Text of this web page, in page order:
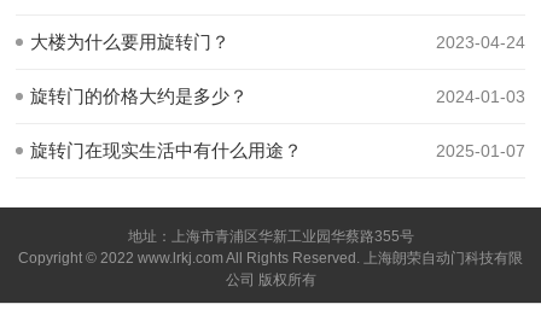
大楼为什么要用旋转门？ 2023-04-24
旋转门的价格大约是多少？ 2024-01-03
旋转门在现实生活中有什么用途？ 2025-01-07
地址：上海市青浦区华新工业园华蔡路355号
Copyright © 2022 www.lrkj.com All Rights Reserved. 上海朗荣自动门科技有限
公司 版权所有